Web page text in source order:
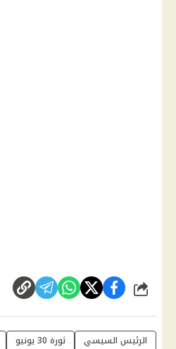
شارك
الرئيس السيسي ثورة 30 يونيو